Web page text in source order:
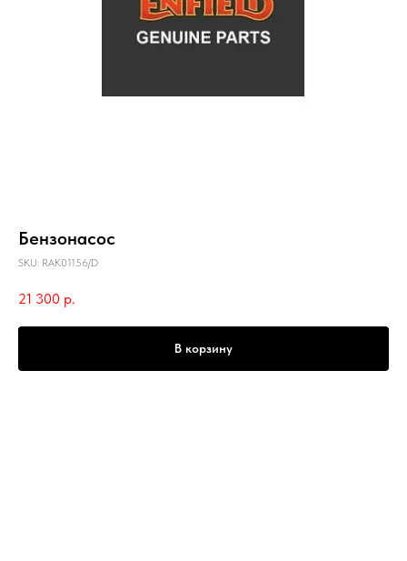
Бензонасос
SKU: RAK01156/D
21 300 р.
В корзину